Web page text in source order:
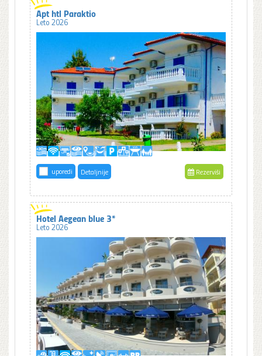
Apt htl Paraktio
Leto 2026
uporedi Detaljnije Rezerviši
Hotel Aegean blue 3*
Leto 2026